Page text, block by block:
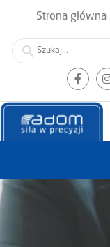
Strona główna